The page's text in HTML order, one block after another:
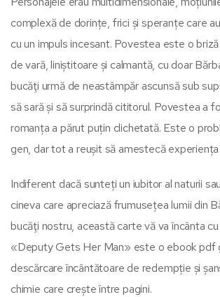
complexă de dorințe, frici și speranțe care
cu un impuls incesant. Povestea este o
de vară, liniștitoare și calmantă, cu doar
bucăţi urmă de neastâmpăr ascunsă sub
să sară și să surprindă cititorul. Povestea a
romanța a părut puțin clichetată. Este o
gen, dar tot a reușit să amestecă experiența
Indiferent dacă sunteți un iubitor al naturii
cineva care apreciază frumusețea lumii din
bucăţi nostru, această carte vă va încânta
«Deputy Gets Her Man» este o ebook pdf
descărcare încântătoare de redempție și
chimie care crește între pagini.